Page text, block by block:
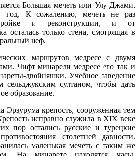
Большая мечеть или Улу Джами.
год. К сожалению, мечеть не раз
и реконструкции, и от
осталась только стена, смотрящая в
неф.
маршрутов медресе с двумя
Чифт минарели медресе его так и
двойняшки. Учебное заведение
сельджукским султаном, чтобы дать
образование.
Эрзурума крепость, сооружённая тем
исправно служила в XIX веке
пор остались русские и турецкие
столетней давности.
маленькая мечеть с таким же
На минарете находятся часы,